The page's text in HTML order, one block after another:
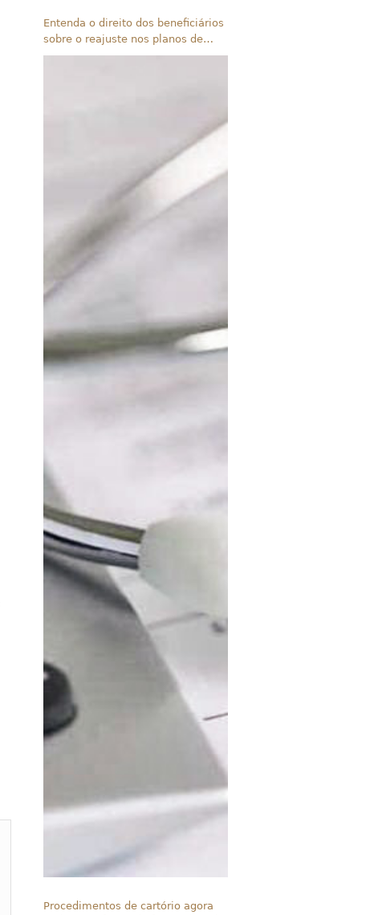
Entenda o direito dos beneficiários
sobre o reajuste nos planos de
saúde
Procedimentos de cartório agora